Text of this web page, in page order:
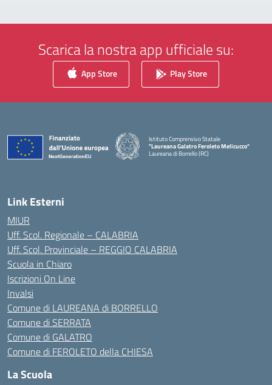
Scarica la nostra app ufficiale su:
App Store Play Store
Istituto Comprensivo Statale
"Laureana Galatro Feroleto Melicucco"
Laureana di Borrello (RC)
Link Esterni
MIUR
Uff. Scol. Regionale – CALABRIA
Uff. Scol. Provinciale – REGGIO CALABRIA
Scuola in Chiaro
Iscrizioni On Line
Invalsi
Comune di LAUREANA di BORRELLO
Comune di SERRATA
Comune di GALATRO
Comune di FEROLETO della CHIESA
La Scuola